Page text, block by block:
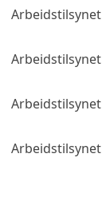
Arbeidstilsynet
Arbeidstilsynet
Arbeidstilsynet
Arbeidstilsynet